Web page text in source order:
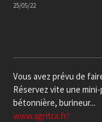
25/05/22
Vous avez prévu de
Réservez vite une
bétonnière, burineur...
www.agritra.fr/